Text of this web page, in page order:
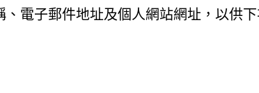
、電子郵件地址及個人網站網址，以供